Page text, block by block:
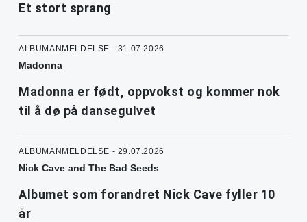
Et stort sprang
ALBUMANMELDELSE - 31.07.2026
Madonna
Madonna er født, oppvokst og kommer nok
til å dø på dansegulvet
ALBUMANMELDELSE - 29.07.2026
Nick Cave and The Bad Seeds
Albumet som forandret Nick Cave fyller 10
år